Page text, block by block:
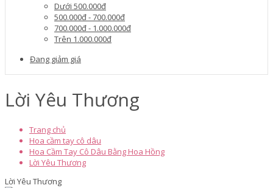
Dưới 500.000đ
500.000đ - 700.000đ
700.000đ - 1.000.000đ
Trên 1.000.000đ
Đang giảm giá
Lời Yêu Thương
Trang chủ
Hoa cầm tay cô dâu
Hoa Cầm Tay Cô Dâu Bằng Hoa Hồng
Lời Yêu Thương
Lời Yêu Thương